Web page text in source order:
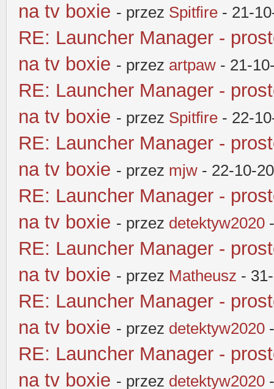
na tv boxie - przez Spitfire - 21-
RE: Launcher Manager -
na tv boxie - przez artpaw - 21-
RE: Launcher Manager -
na tv boxie - przez Spitfire - 22-
RE: Launcher Manager -
na tv boxie - przez mjw - 22-10-
RE: Launcher Manager -
na tv boxie - przez detektyw2020
RE: Launcher Manager -
na tv boxie - przez Matheusz -
RE: Launcher Manager -
na tv boxie - przez detektyw2020
RE: Launcher Manager -
na tv boxie - przez detektyw2020